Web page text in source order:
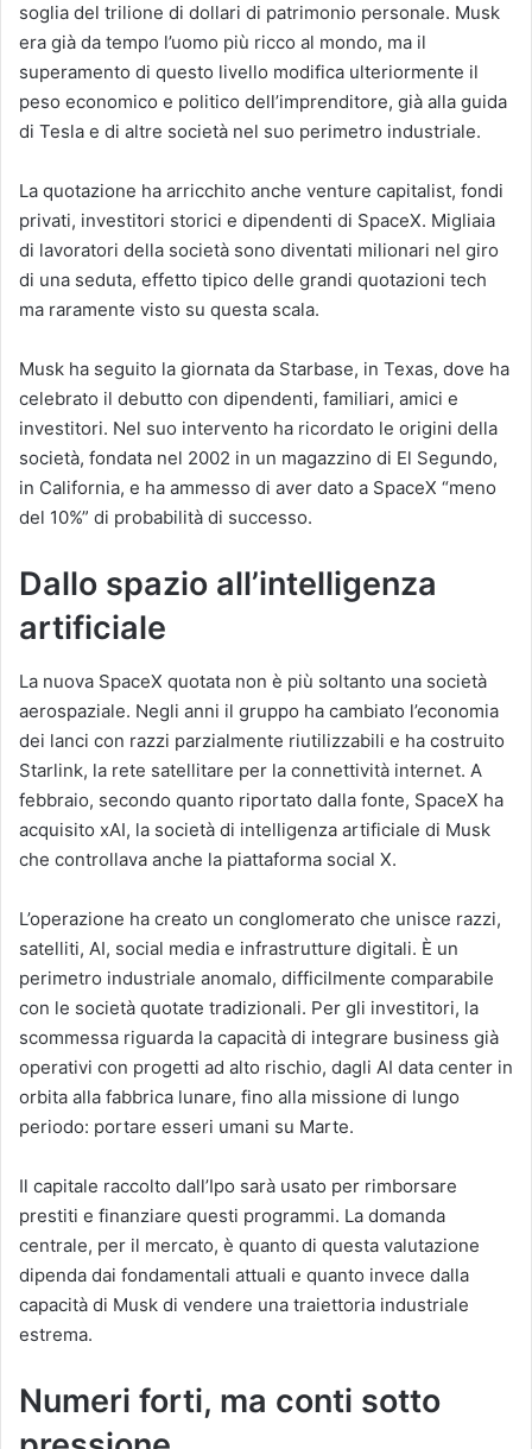
soglia del trilione di dollari di patrimonio personale. Musk
era già da tempo l’uomo più ricco al mondo, ma il
superamento di questo livello modifica ulteriormente il
peso economico e politico dell’imprenditore, già alla guida
di Tesla e di altre società nel suo perimetro industriale.
La quotazione ha arricchito anche venture capitalist, fondi
privati, investitori storici e dipendenti di SpaceX. Migliaia
di lavoratori della società sono diventati milionari nel giro
di una seduta, effetto tipico delle grandi quotazioni tech
ma raramente visto su questa scala.
Musk ha seguito la giornata da Starbase, in Texas, dove ha
celebrato il debutto con dipendenti, familiari, amici e
investitori. Nel suo intervento ha ricordato le origini della
società, fondata nel 2002 in un magazzino di El Segundo,
in California, e ha ammesso di aver dato a SpaceX “meno
del 10%” di probabilità di successo.
Dallo spazio all’intelligenza
artificiale
La nuova SpaceX quotata non è più soltanto una società
aerospaziale. Negli anni il gruppo ha cambiato l’economia
dei lanci con razzi parzialmente riutilizzabili e ha costruito
Starlink, la rete satellitare per la connettività internet. A
febbraio, secondo quanto riportato dalla fonte, SpaceX ha
acquisito xAI, la società di intelligenza artificiale di Musk
che controllava anche la piattaforma social X.
L’operazione ha creato un conglomerato che unisce razzi,
satelliti, AI, social media e infrastrutture digitali. È un
perimetro industriale anomalo, difficilmente comparabile
con le società quotate tradizionali. Per gli investitori, la
scommessa riguarda la capacità di integrare business già
operativi con progetti ad alto rischio, dagli AI data center in
orbita alla fabbrica lunare, fino alla missione di lungo
periodo: portare esseri umani su Marte.
Il capitale raccolto dall’Ipo sarà usato per rimborsare
prestiti e finanziare questi programmi. La domanda
centrale, per il mercato, è quanto di questa valutazione
dipenda dai fondamentali attuali e quanto invece dalla
capacità di Musk di vendere una traiettoria industriale
estrema.
Numeri forti, ma conti sotto